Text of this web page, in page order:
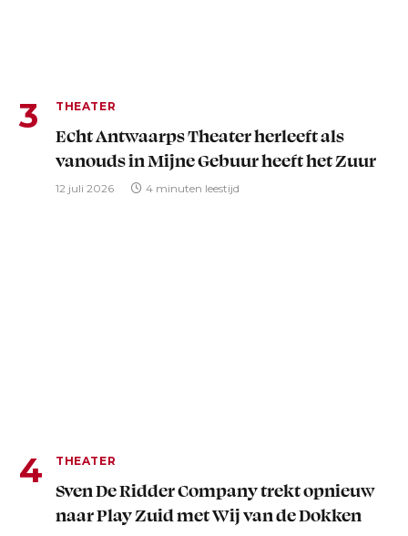
THEATER
Echt Antwaarps Theater herleeft als
vanouds in Mijne Gebuur heeft het Zuur
12 juli 2026 4 minuten leestijd
THEATER
Sven De Ridder Company trekt opnieuw
naar Play Zuid met Wij van de Dokken